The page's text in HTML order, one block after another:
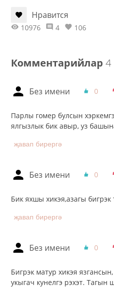
Нравится
10976 4 106
Комментарийлар 4
Без имени 0
Парлы гомер булсын
ялгызлык бик авыр, уз
җавап бирергә
Без имени 0
Бик яхшы хикэя,азагы бигрэк
җавап бирергә
Без имени 0
Бигрэк матур хикэя
укыгач кунелгэ рэхэт.